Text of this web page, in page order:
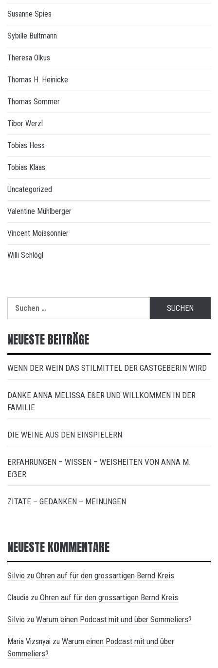
Susanne Spies
Sybille Bultmann
Theresa Olkus
Thomas H. Heinicke
Thomas Sommer
Tibor Werzl
Tobias Hess
Tobias Klaas
Uncategorized
Valentine Mühlberger
Vincent Moissonnier
Willi Schlögl
nach:
NEUESTE BEITRÄGE
WENN DER WEIN DAS STILMITTEL DER GASTGEBERIN WIRD
DANKE ANNA MELISSA EßER UND WILLKOMMEN IN DER
FAMILIE
DIE WEINE AUS DEN EINSPIELERN
ERFAHRUNGEN – WISSEN – WEISHEITEN VON ANNA M.
EẞER
ZITATE – GEDANKEN – MEINUNGEN
NEUESTE KOMMENTARE
Silvio zu Ohren auf für den grossartigen Bernd Kreis
Claudia zu Ohren auf für den grossartigen Bernd Kreis
Silvio zu Warum einen Podcast mit und über Sommeliers?
Maria Vizsnyai zu Warum einen Podcast mit und über
Sommeliers?